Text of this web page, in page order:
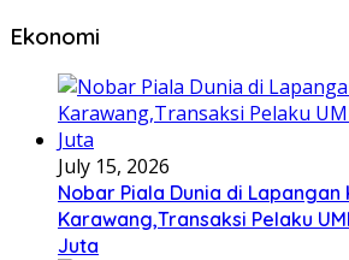
Ekonomi
July 15, 2026
Nobar Piala Dunia di
Karawang,Transaksi Pelaku
Juta